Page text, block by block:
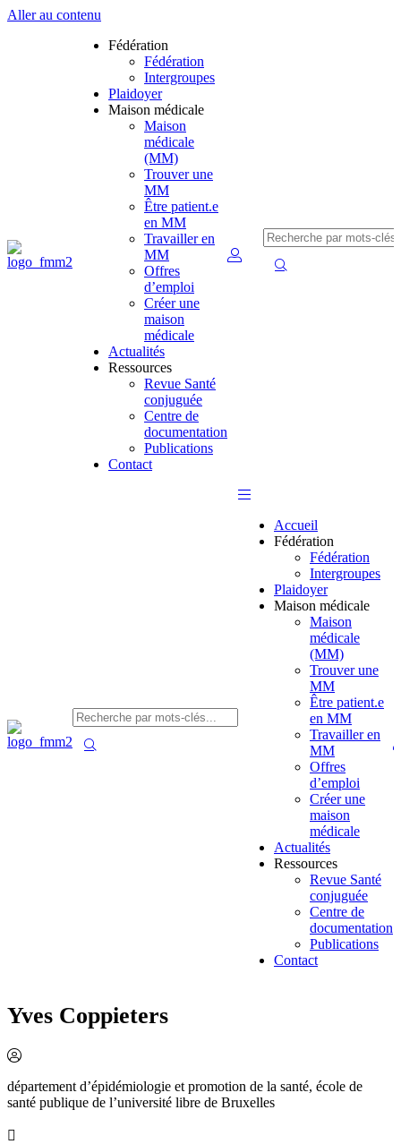
Aller au contenu
Fédération
Fédération
Intergroupes
Plaidoyer
Maison médicale
Maison
médicale
(MM)
Trouver une
MM
Être patient.e
en MM
Travailler en
MM
Offres
d’emploi
Créer une
maison
médicale
Actualités
Ressources
Revue Santé
conjuguée
Centre de
documentation
Publications
Contact
Accueil
Fédération
Fédération
Intergroupes
Plaidoyer
Maison médicale
Maison
médicale
(MM)
Trouver une
MM
Être patient.e
en MM
Travailler en
MM
Offres
d’emploi
Créer une
maison
médicale
Actualités
Ressources
Revue Santé
conjuguée
Centre de
documentation
Publications
Contact
Yves Coppieters
département d’épidémiologie et promotion de la santé, école de
santé publique de l’université libre de Bruxelles